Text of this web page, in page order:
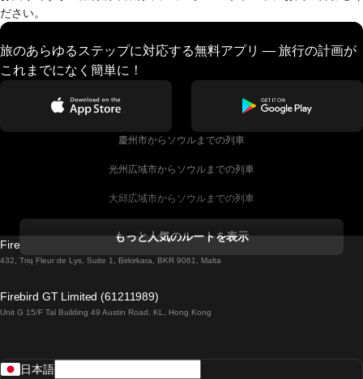
ださい。
旅のあらゆるステップに対応する無料アプリ — 旅行の計画が
これまでになく簡単に！
慶州市からソウルまでの列車
光州広域市からソウルまでの列車
大邱広域市からソウルまでの列車
ダブリンからゴールウェイまでの列車
ローマからナポリまでの列車
もっと人気のルートを表示
Firebird GT Limited (OC 1451)
432, Triq Fleur de Lys, Suite 1, Birkirkara, BKR 9061, Malta
Firebird GT Limited (61211989)
Unit G 15/F Tal Building 49 Austin Road, KL, Hong Kong
日本語